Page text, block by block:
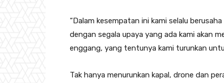
“Dalam kesempatan ini kami selalu
dengan segala upaya yang ada kami akan
enggang, yang tentunya kami turunkan
Tak hanya menurunkan kapal, drone dan